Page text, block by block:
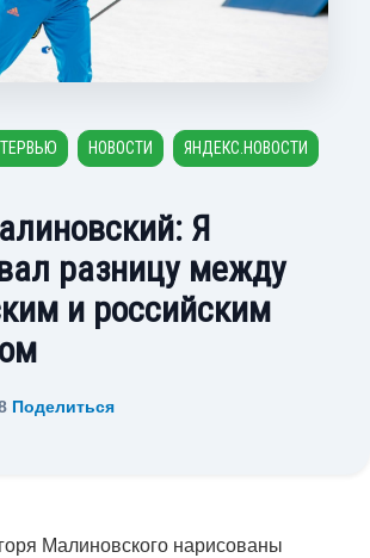
НОВОСТИ ЯНДЕКС.НОВОСТИ
Я
разницу между
и российским
Поделиться
Малиновского нарисованы